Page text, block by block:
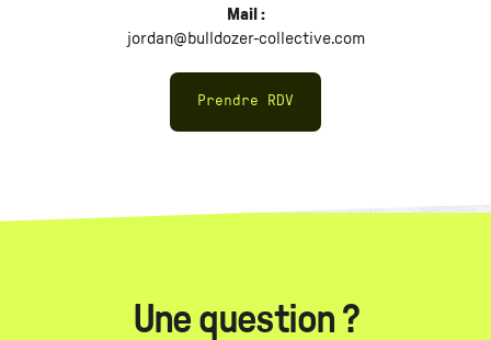
Mail :
jordan@bulldozer-collective.com
Prendre RDV
Une question ?